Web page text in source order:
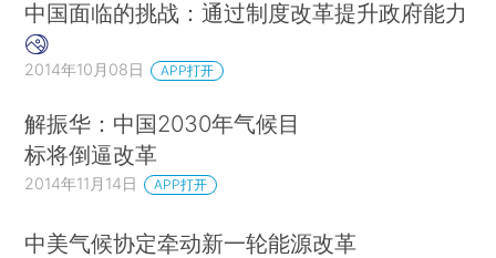
中国面临的挑战：通过制度改革提升政府能力
2014年10月08日 APP打开
解振华：中国2030年气候目
标将倒逼改革
2014年11月14日 APP打开
中美气候协定牵动新一轮能源改革